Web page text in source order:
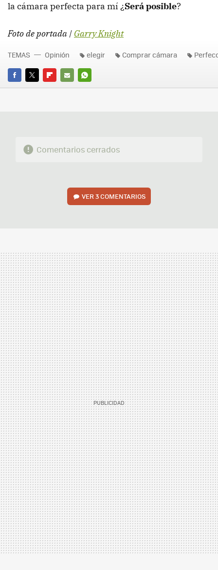
la cámara perfecta para mí ¿Será posible?
Foto de portada | Garry Knight
FACEBOOK
TWITTERFLIPBOARD
E-
WHATSAPP
TEMAS Opinión elegir Comprar cámara
Comentarios cerrados
VER3 COMENTARIOS